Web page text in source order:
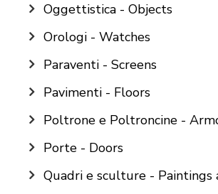
Oggettistica - Objects
Orologi - Watches
Paraventi - Screens
Pavimenti - Floors
Poltrone e Poltroncine -
Porte - Doors
Quadri e sculture - Paintings